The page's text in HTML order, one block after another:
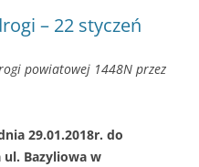
– 22 styczeń
powiatowej 1448N przez
29.01.2018r. do
ul. Bazyliowa w